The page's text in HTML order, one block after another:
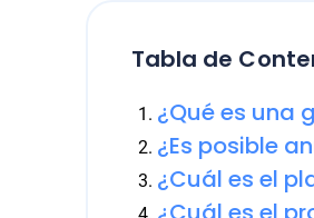
Tabla de
¿Qué es una
¿Es posible
¿Cuál es el